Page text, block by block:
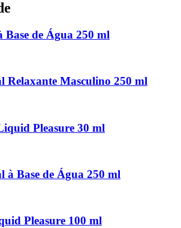
de Água 250 ml
Relaxante Masculino 250 ml
Pleasure 30 ml
Base de Água 250 ml
Pleasure 100 ml